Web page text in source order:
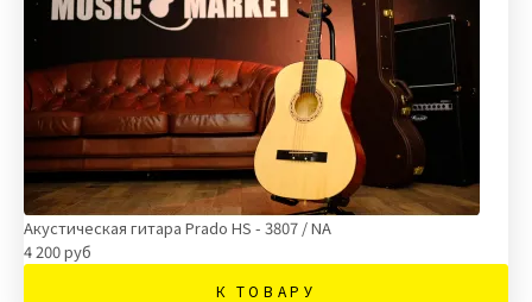
Акустическая гитара Prado HS - 3807 / NA
4 200 руб
К ТОВАРУ